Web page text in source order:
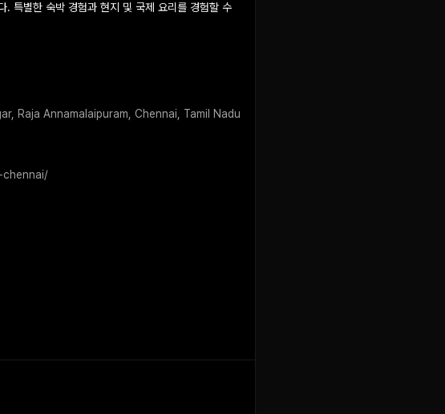
. 특별한 숙박 경험과 현지 및 국제 요리를 경험할 수
Raja Annamalaipuram, Chennai, Tamil Nadu